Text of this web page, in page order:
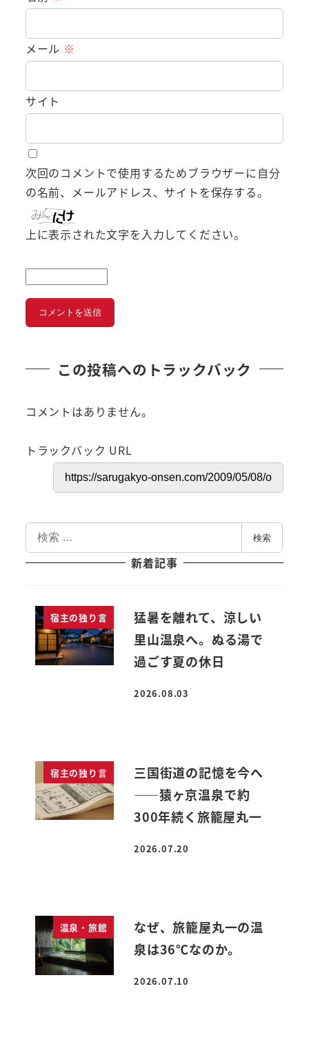
メール ※
サイト
次回のコメントで使用するためブラウザーに自分
の名前、メールアドレス、サイトを保存する。
上に表示された文字を入力してください。
この投稿へのトラックバック
コメントはありません。
トラックバック URL
索
検索
新着記事
宿主の独り言
猛暑を離れて、涼しい
里山温泉へ。ぬる湯で
過ごす夏の休日
投稿日
2026.08.03
宿主の独り言
三国街道の記憶を今へ
――猿ヶ京温泉で約
300年続く旅籠屋丸一
投稿日
2026.07.20
温泉・旅館
なぜ、旅籠屋丸一の温
泉は36℃なのか。
投稿日
2026.07.10